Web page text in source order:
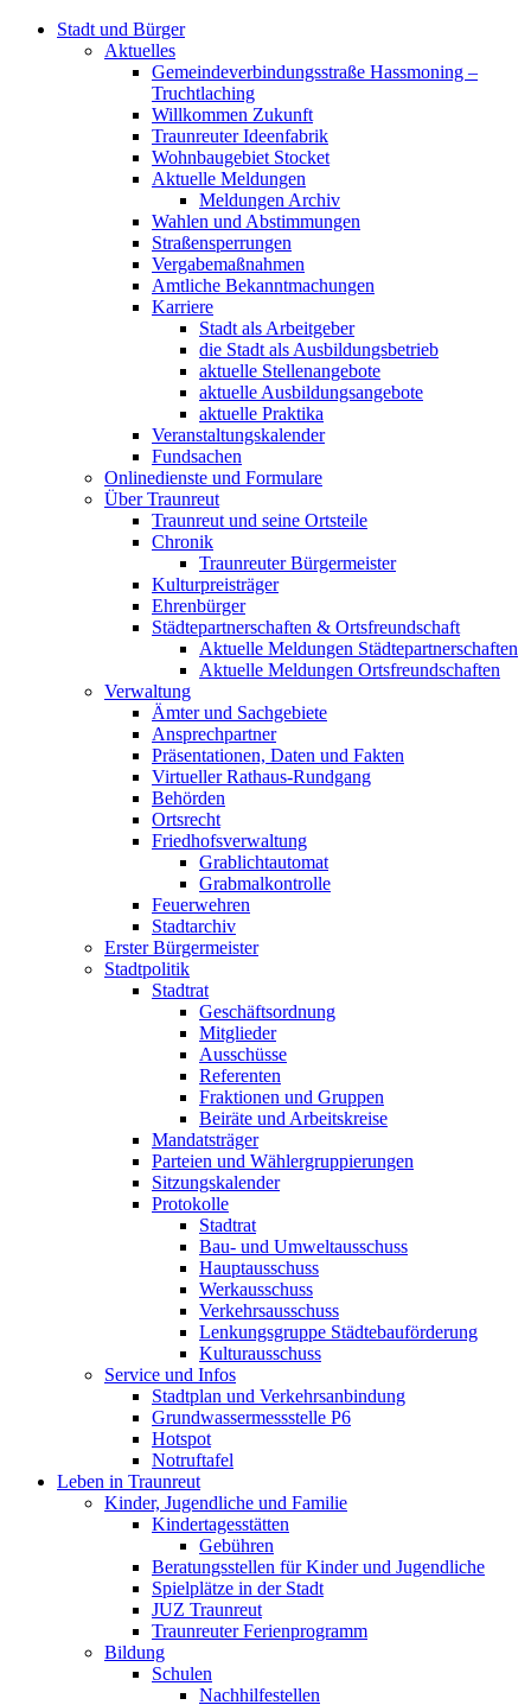
Stadt und Bürger
Aktuelles
Gemeindeverbindungsstraße Hassmoning –
Truchtlaching
Willkommen Zukunft
Traunreuter Ideenfabrik
Wohnbaugebiet Stocket
Aktuelle Meldungen
Meldungen Archiv
Wahlen und Abstimmungen
Straßensperrungen
Vergabemaßnahmen
Amtliche Bekanntmachungen
Karriere
Stadt als Arbeitgeber
die Stadt als Ausbildungsbetrieb
aktuelle Stellenangebote
aktuelle Ausbildungsangebote
aktuelle Praktika
Veranstaltungskalender
Fundsachen
Onlinedienste und Formulare
Über Traunreut
Traunreut und seine Ortsteile
Chronik
Traunreuter Bürgermeister
Kulturpreisträger
Ehrenbürger
Städtepartnerschaften & Ortsfreundschaft
Aktuelle Meldungen Städtepartnerschaften
Aktuelle Meldungen Ortsfreundschaften
Verwaltung
Ämter und Sachgebiete
Ansprechpartner
Präsentationen, Daten und Fakten
Virtueller Rathaus-Rundgang
Behörden
Ortsrecht
Friedhofsverwaltung
Grablichtautomat
Grabmalkontrolle
Feuerwehren
Stadtarchiv
Erster Bürgermeister
Stadtpolitik
Stadtrat
Geschäftsordnung
Mitglieder
Ausschüsse
Referenten
Fraktionen und Gruppen
Beiräte und Arbeitskreise
Mandatsträger
Parteien und Wählergruppierungen
Sitzungskalender
Protokolle
Stadtrat
Bau- und Umweltausschuss
Hauptausschuss
Werkausschuss
Verkehrsausschuss
Lenkungsgruppe Städtebauförderung
Kulturausschuss
Service und Infos
Stadtplan und Verkehrsanbindung
Grundwassermessstelle P6
Hotspot
Notruftafel
Leben in Traunreut
Kinder, Jugendliche und Familie
Kindertagesstätten
Gebühren
Beratungsstellen für Kinder und Jugendliche
Spielplätze in der Stadt
JUZ Traunreut
Traunreuter Ferienprogramm
Bildung
Schulen
Nachhilfestellen